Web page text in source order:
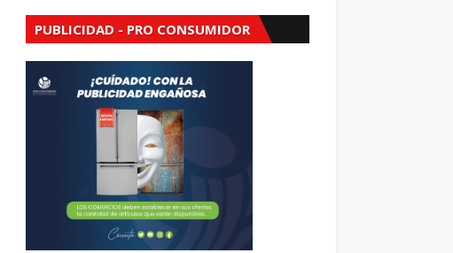
PUBLICIDAD - PRO CONSUMIDOR